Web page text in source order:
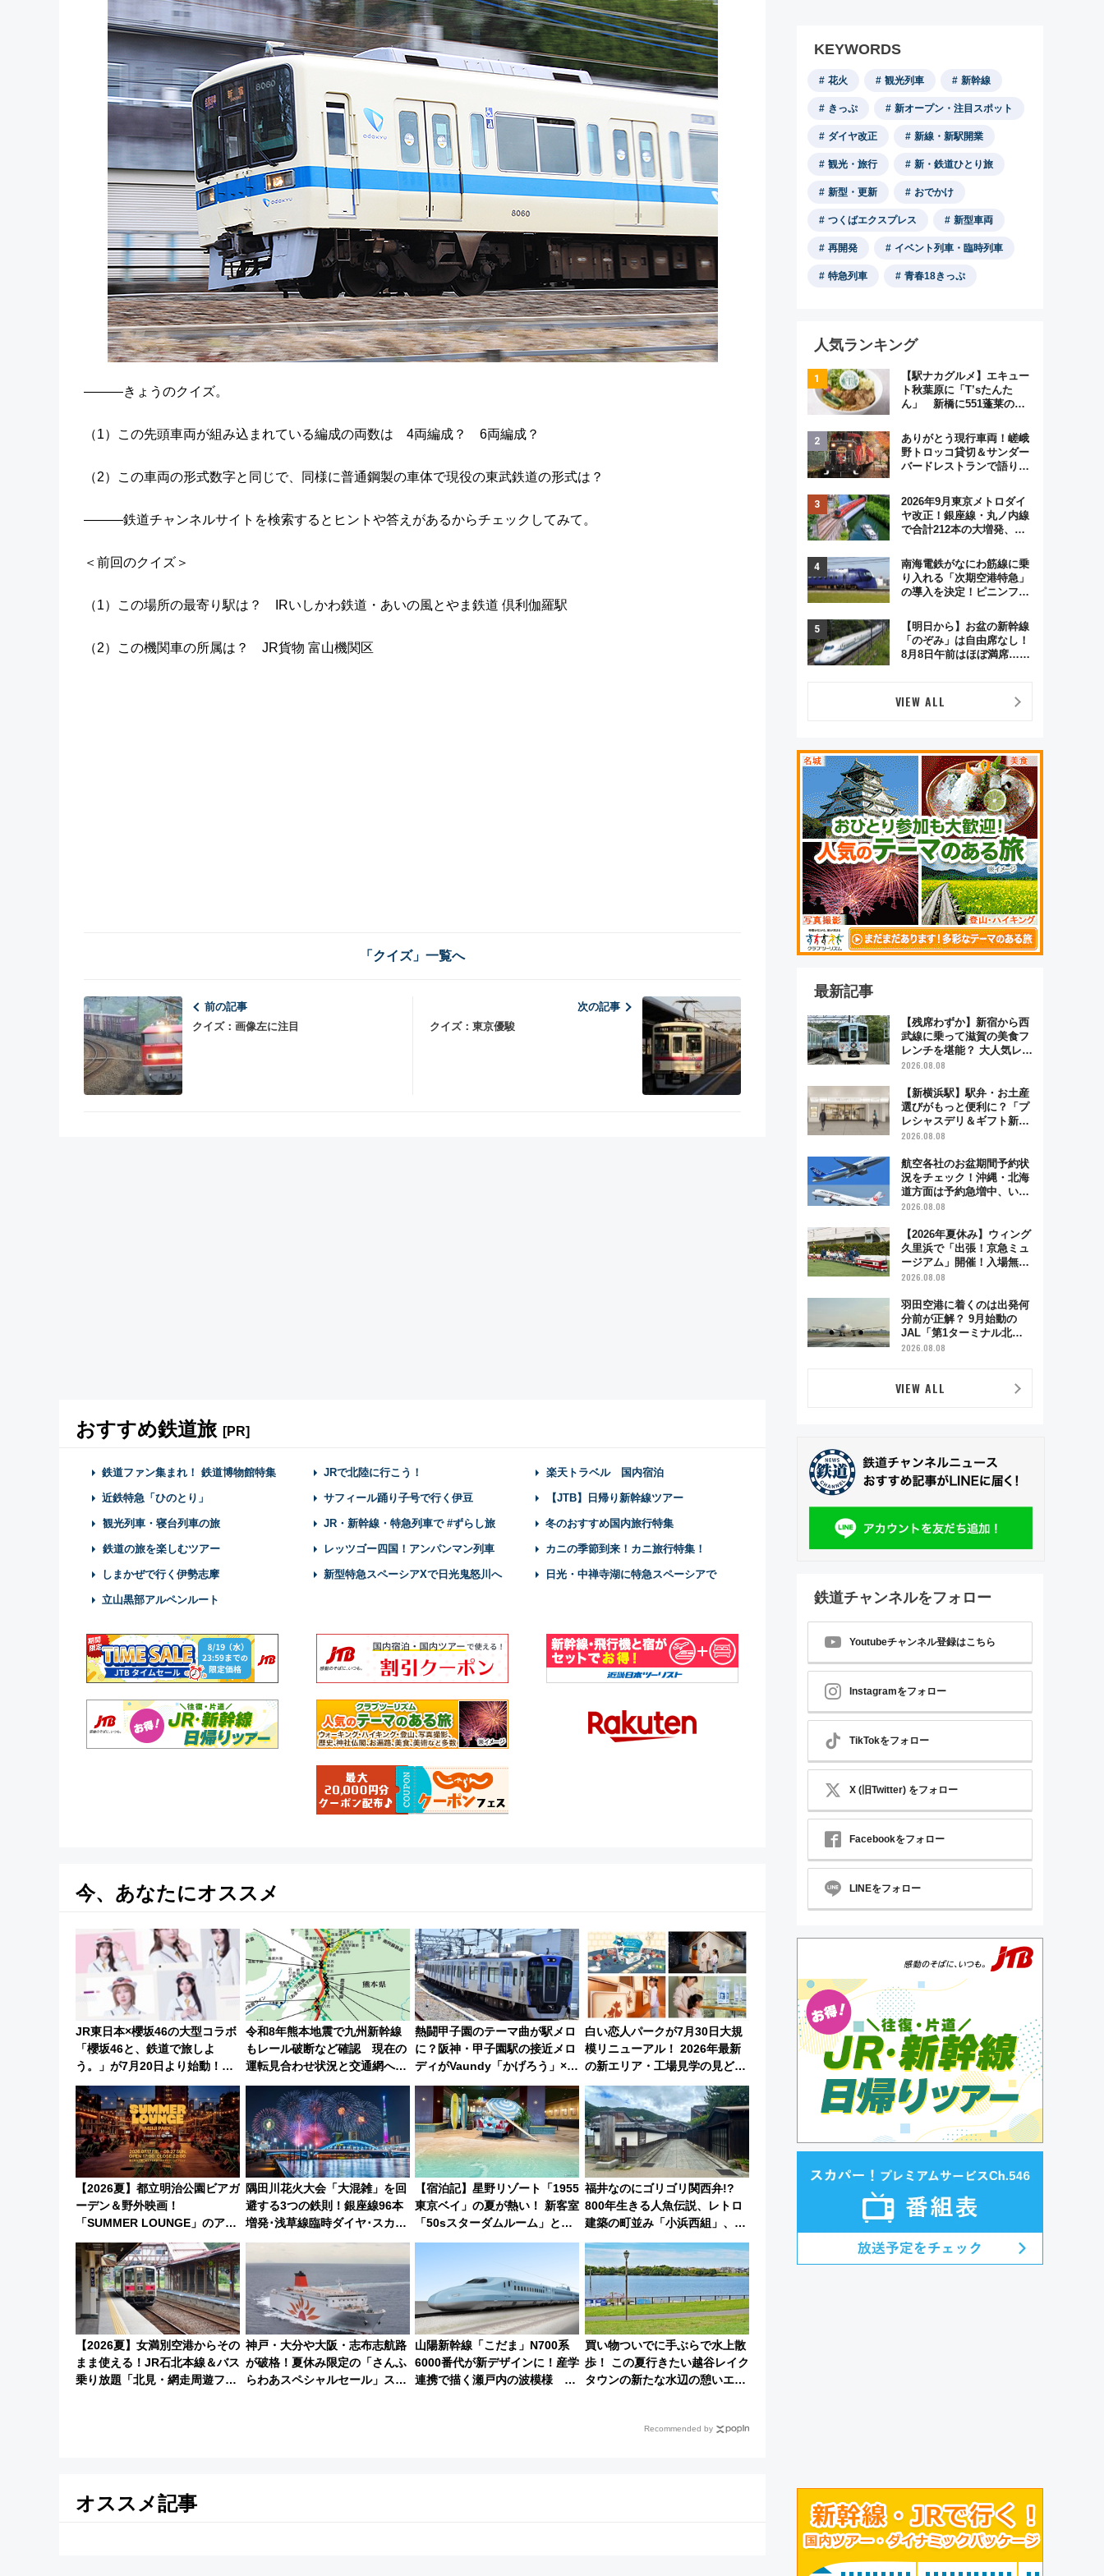
―――きょうのクイズ。
（1）この先頭車両が組み込まれている編成の両数は 4両編成？ 6両編成？
（2）この車両の形式数字と同じで、同様に普通鋼製の車体で現役の東武鉄道の形式は？
―――鉄道チャンネルサイトを検索するとヒントや答えがあるからチェックしてみて。
＜前回のクイズ＞
（1）この場所の最寄り駅は？ IRいしかわ鉄道・あいの風とやま鉄道 倶利伽羅駅
（2）この機関車の所属は？ JR貨物 富山機関区
「クイズ」一覧へ
前の記事
クイズ：画像左に注目
次の記事
クイズ：東京優駿
おすすめ鉄道旅 [PR]
鉄道ファン集まれ！ 鉄道博物館特集 JRで北陸に行こう！ 楽天トラベル 国内宿泊
近鉄特急「ひのとり」 サフィール踊り子号で行く伊豆 【JTB】日帰り新幹線ツアー
観光列車・寝台列車の旅 JR・新幹線・特急列車で #ずらし旅 冬のおすすめ国内旅行特集
鉄道の旅を楽しむツアー レッツゴー四国！アンパンマン列車 カニの季節到来！カニ旅行特集！
しまかぜで行く伊勢志摩 新型特急スペーシアXで日光鬼怒川へ 日光・中禅寺湖に特急スペーシアで
立山黒部アルペンルート
今、あなたにオススメ
JR東日本×櫻坂46の大型コラボ
「櫻坂46と、鉄道で旅しよ
う。」が7月20日より始動！新
潟・長野・庄内へ
令和8年熊本地震で九州新幹線
もレール破断など確認 現在の
運転見合わせ状況と交通網への
影響
熱闘甲子園のテーマ曲が駅メロ
に？阪神・甲子園駅の接近メロ
ディがVaundy「かげろう」×向
谷実アレンジの特別仕様へ、8
月5日始発から
白い恋人パークが7月30日大規
模リニューアル！ 2026年最新
の新エリア・工場見学の見どこ
ろと料金・アクセスを徹底解説
（札幌市）
【2026夏】都立明治公園ビアガ
ーデン＆野外映画！
「SUMMER LOUNGE」のアク
セスと上映スケジュール 夜風と
ビール、映画を満喫！
隅田川花火大会「大混雑」を回
避する3つの鉄則！銀座線96本
増発･浅草線臨時ダイヤ･スカイ
ツリー駅の規制まとめ 7/25開催
【宿泊記】星野リゾート「1955
東京ベイ」の夏が熱い！ 新客室
「50sスターダムルーム」とア
メリカングルメ＆絶品スイーツ
福井なのにゴリゴリ関西弁!?
800年生きる人魚伝説、レトロ
建築の町並み「小浜西組」、町
屋カフェで非日常を！週末観光
に最適な小浜の歩き方
【2026夏】女満別空港からその
まま使える！JR石北本線＆バス
乗り放題「北見・網走周遊フリ
神戸・大分や大阪・志布志航路
が破格！夏休み限定の「さんふ
らわあスペシャルセール」スタ
山陽新幹線「こだま」N700系
6000番代が新デザインに！産学
連携で描く瀬戸内の波模様 運
買い物ついでに手ぶらで水上散
歩！ この夏行きたい越谷レイク
タウンの新たな水辺の憩いエリ
Recommended by
オススメ記事
KEYWORDS
花火 観光列車 新幹線
きっぷ 新オープン・注目スポット
ダイヤ改正 新線・新駅開業
観光・旅行 新・鉄道ひとり旅
新型・更新 おでかけ
つくばエクスプレス 新型車両
再開発 イベント列車・臨時列車
特急列車 青春18きっぷ
人気ランキング
【駅ナカグルメ】エキュー
ト秋葉原に「T’sたんた
ん」 新橋に551蓬莱の
オムライス専門店「肉とた
まご」新グルメ続々登場！
【2026年8月】
ありがとう現行車両！嵯峨
野トロッコ貸切＆サンダー
バードレストランで語り合
原トシヒロと行く！9月13
日「京都の鉄道満喫ツア
ー」開催
2026年9月東京メトロダイ
ヤ改正！銀座線・丸ノ内線
で合計212本の大増発、混
南海電鉄がなにわ筋線に乗
り入れる「次期空港特急」
の導入を決定！ピニンファ
デザイン
【明日から】お盆の新幹線
「のぞみ」は自由席なし！
8月8日午前はほぼ満席…で
「空席」探しのコツ
VIEW ALL
最新記事
【残席わずか】新宿から西
武線に乗って滋賀の美食フ
レンチを堪能？ 大人気レス
トラン列車「52席の至福」
の特別コラボ
2026.08.08
【新横浜駅】駅弁・お土産
選びがもっと便利に？「プ
レシャスデリ＆ギフト新横
浜」がオープン 場所や営
2026.08.08
航空各社のお盆期間予約状
況をチェック！沖縄・北海
道方面は予約急増中、いま
から狙うべき日は？
2026.08.08
【2026年夏休み】ウィング
久里浜で「出張！京急ミュ
ージアム」開催！入場無料
でスタンプラリーや子ども
2026.08.08
羽田空港に着くのは出発何
分前が正解？ 9月始動の
JAL「第1ターミナル北側
サテライト」は徒歩1キロ
2026.08.08
VIEW ALL
鉄道チャンネルをフォロー
Youtubeチャンネル登録はこちら
Instagramをフォロー
TikTokをフォロー
X (旧Twitter) をフォロー
Facebookをフォロー
LINEをフォロー